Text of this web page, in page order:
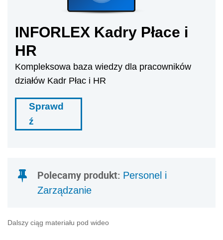
INFORLEX Kadry Płace i
HR
Kompleksowa baza wiedzy dla pracowników
działów Kadr Płac i HR
Sprawd
ź
Polecamy produkt: Personel i
Zarządzanie
Dalszy ciąg materiału pod wideo